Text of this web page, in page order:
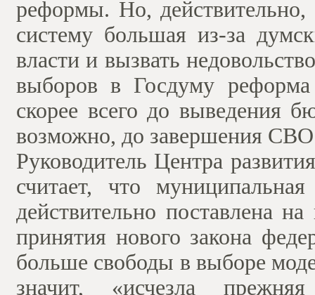
реформы. Но,
систему большая из-за
власти и вызвать
выборов в Госдуму
скорее всего до выведения
возможно, до завершения
Руководитель Центра
считает, что
действительно поставлена
принятия нового закона
больше свободы в выборе
значит, «исчезла